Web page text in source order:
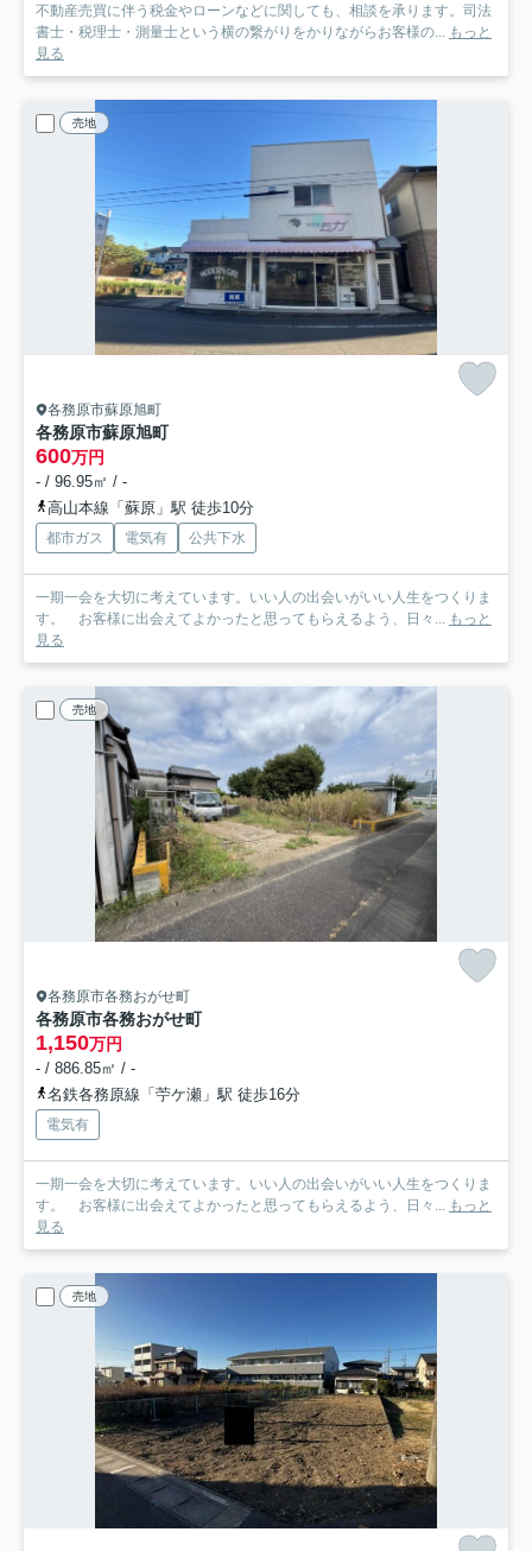
不動産売買に伴う税金やローンなどに関しても、相談を承ります。司法
書士・税理士・測量士という横の繋がりをかりながらお客様の... もっと
見る
売地
各務原市蘇原旭町
各務原市蘇原旭町
600万円
- / 96.95㎡ / -
高山本線「蘇原」駅 徒歩10分
都市ガス 電気有 公共下水
一期一会を大切に考えています。いい人の出会いがいい人生をつくりま
す。 お客様に出会えてよかったと思ってもらえるよう、日々... もっと
見る
売地
各務原市各務おがせ町
各務原市各務おがせ町
1,150万円
- / 886.85㎡ / -
名鉄各務原線「苧ケ瀬」駅 徒歩16分
電気有
一期一会を大切に考えています。いい人の出会いがいい人生をつくりま
す。 お客様に出会えてよかったと思ってもらえるよう、日々... もっと
見る
売地